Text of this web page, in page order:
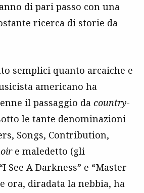
di pari passo con una
ricerca di storie da
semplici quanto arcaiche e
americano ha
il passaggio da country-
le tante denominazioni
Songs, Contribution,
e maledetto (gli
A Darkness” e “Master
ora, diradata la nebbia, ha